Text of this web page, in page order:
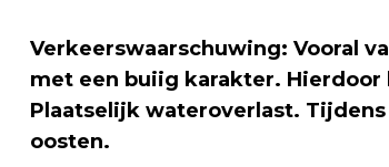
Verkeerswaarschuwing: Vooral
met een buiig karakter.
Plaatselijk wateroverlast.
oosten.